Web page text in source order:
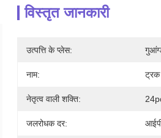
विस्तृत जानकारी
उत्पत्ति के प्लेस:
नाम: ट्रक
नेतृत्व वाली शक्ति:
जलरोधक दर: